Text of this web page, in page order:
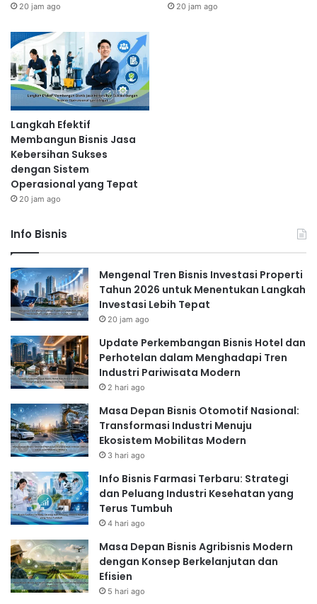
20 jam ago 20 jam ago
Langkah Efektif
Membangun Bisnis Jasa
Kebersihan Sukses
dengan Sistem
Operasional yang Tepat
20 jam ago
Info Bisnis
Mengenal Tren Bisnis Investasi Properti
Tahun 2026 untuk Menentukan Langkah
Investasi Lebih Tepat
20 jam ago
Update Perkembangan Bisnis Hotel dan
Perhotelan dalam Menghadapi Tren
Industri Pariwisata Modern
2 hari ago
Masa Depan Bisnis Otomotif Nasional:
Transformasi Industri Menuju
Ekosistem Mobilitas Modern
3 hari ago
Info Bisnis Farmasi Terbaru: Strategi
dan Peluang Industri Kesehatan yang
Terus Tumbuh
4 hari ago
Masa Depan Bisnis Agribisnis Modern
dengan Konsep Berkelanjutan dan
Efisien
5 hari ago